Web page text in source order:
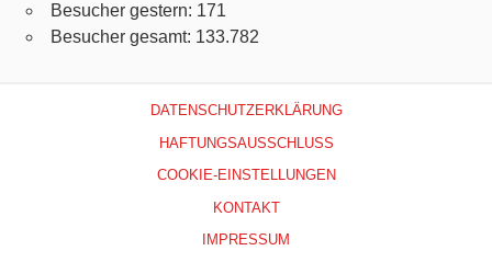
Besucher gestern: 171
Besucher gesamt: 133.782
DATENSCHUTZERKLÄRUNG
HAFTUNGSAUSSCHLUSS
COOKIE-EINSTELLUNGEN
KONTAKT
IMPRESSUM